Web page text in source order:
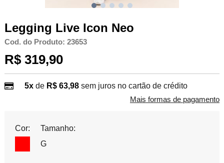
Legging Live Icon Neo
Cod. do Produto: 23653
R$ 319,90
5xde R$ 63,98 sem juros no cartão de crédito
Mais formas de pagamento
Cor:
Tamanho:
G